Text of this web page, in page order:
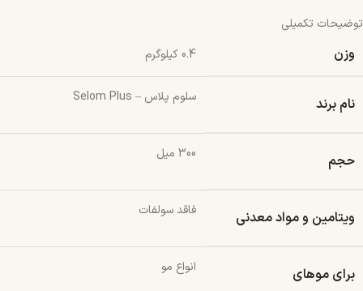
توضیحات تکمیلی
وزن 0.4 کیلوگرم
نام برند سلوم پلاس – Selom Plus
حجم 300 میل
ویتامین و مواد معدنی فاقد سولفات
برای موهای انواع مو